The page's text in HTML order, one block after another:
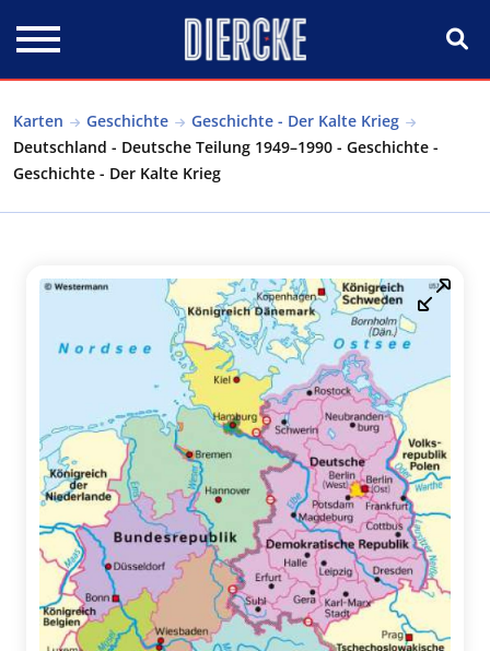
Karten Geschichte
Geschichte - Der Kalte Krieg
Deutschland - Deutsche Teilung 1949–1990 - Geschichte -
Geschichte - Der Kalte Krieg